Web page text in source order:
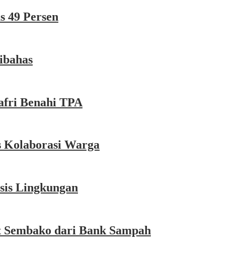
49 Persen
Benahi TPA
Kolaborasi Warga
Lingkungan
dari Bank Sampah